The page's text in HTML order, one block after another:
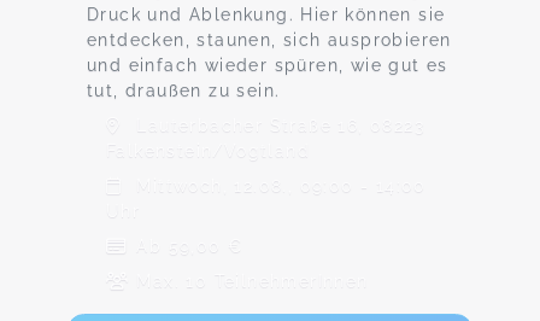
Druck und Ablenkung. Hier können sie
entdecken, staunen, sich ausprobieren
und einfach wieder spüren, wie gut es
tut, draußen zu sein.
Lauterbacher Straße 16, 08223
Falkenstein/Vogtland
Mittwoch, 12.08., 09:00 - 14:00
Ab 59,00 €
Max. 10 TeilnehmerInnen